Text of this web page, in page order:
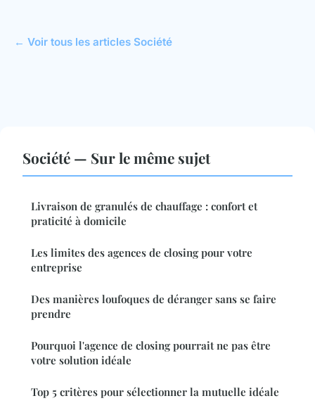
← Voir tous les articles Société
Société — Sur le même sujet
Livraison de granulés de chauffage : confort et
praticité à domicile
Les limites des agences de closing pour votre
entreprise
Des manières loufoques de déranger sans se faire
prendre
Pourquoi l'agence de closing pourrait ne pas être
votre solution idéale
Top 5 critères pour sélectionner la mutuelle idéale